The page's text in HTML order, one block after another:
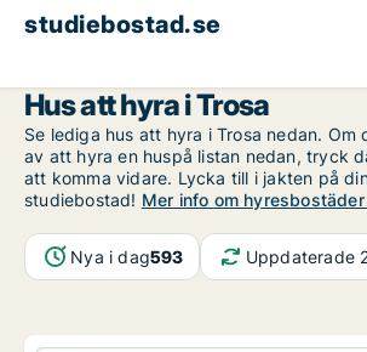
studiebostad.se
Hus att hyra i Trosa
Se lediga hus att hyra i Trosa nedan. Om
av att hyra en huspå listan nedan, tryck
att komma vidare. Lycka till i jakten på
studiebostad! Mer info om hyresbostäder
Nya i dag593 Uppdaterade